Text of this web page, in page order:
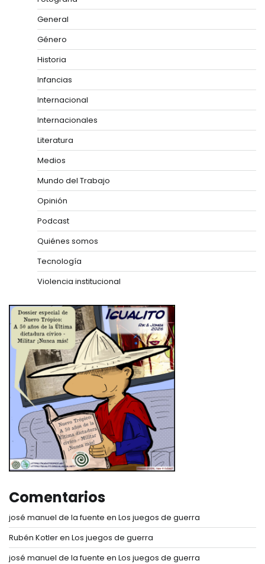
General
Género
Historia
Infancias
Internacional
Internacionales
Literatura
Medios
Mundo del Trabajo
Opinión
Podcast
Quiénes somos
Tecnología
Violencia institucional
Comentarios
josé manuel de la fuente en Los juegos de guerra
Rubén Kotleren Los juegos de guerra
josé manuel de la fuente en Los juegos de guerra